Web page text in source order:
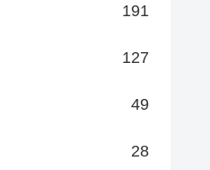
191
127
49
28